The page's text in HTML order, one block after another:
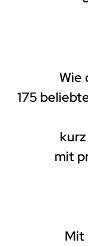
Wie
175
mit
Mit